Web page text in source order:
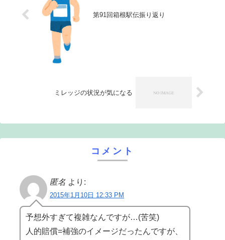
第91回箱根駅伝振り返り
ミレッジの状況が気になる
コメント
匿名 より:
2015年1月10日 12:33 PM
予想外すぎて複雑なんですが…(苦笑)
人的賠償=補強のイメージだったんですが、